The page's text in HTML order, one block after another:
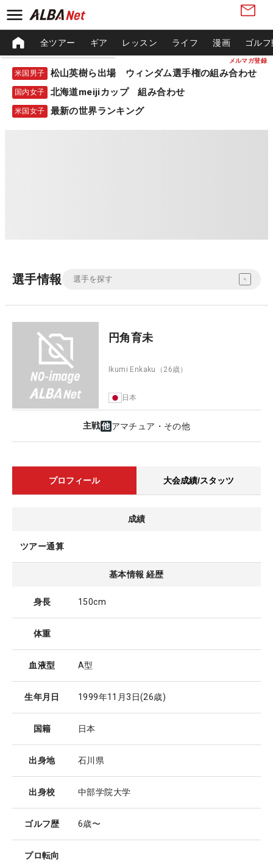
メルマガ登録
全ツアー ギア レッスン ライフ 漫画 ゴル
米国男子 松山英樹ら出場 ウィンダム選手権の組み合わせ
国内女子 北海道meijiカップ 組み合わせ
米国女子 最新の世界ランキング
選手情報
円角育未
Ikumi Enkaku （26歳）
日本
主戦 アマチュア・その他
プロフィール 大会成績/スタッツ
成績
ツアー通算
基本情報 経歴
身長 150cm
体重
血液型 A型
生年月日 1999年11月3日(26歳)
国籍 日本
出身地 石川県
出身校 中部学院大学
ゴルフ歴 6歳〜
プロ転向